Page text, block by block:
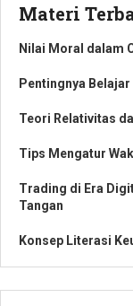
Materi
Nilai Moral dalam
Pentingnya
Teori Relativitas
Tips Mengatur
Trading di Era
Tangan
Konsep Literasi